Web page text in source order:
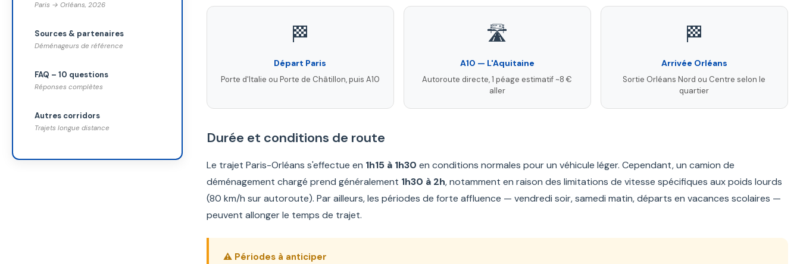
Paris → Orléans, 2026
Sources & partenaires
Déménageurs de référence
FAQ – 10 questions
Réponses complètes
Autres corridors
Trajets longue distance
🏁
Départ Paris
Porte d'Italie ou Porte de Châtillon, puis A10
🛣️
A10 — L'Aquitaine
Autoroute directe, 1 péage estimatif ~8 €
aller
🏁
Arrivée Orléans
Sortie Orléans Nord ou Centre selon le
quartier
Durée et conditions de route
Le trajet Paris-Orléans s'effectue en 1h15 à 1h30 en conditions normales pour un véhicule léger. Cependant, un camion de
déménagement chargé prend généralement 1h30 à 2h, notamment en raison des limitations de vitesse spécifiques aux poids lourds
(80 km/h sur autoroute). Par ailleurs, les périodes de forte affluence — vendredi soir, samedi matin, départs en vacances scolaires —
peuvent allonger le temps de trajet.
⚠️ Périodes à anticiper